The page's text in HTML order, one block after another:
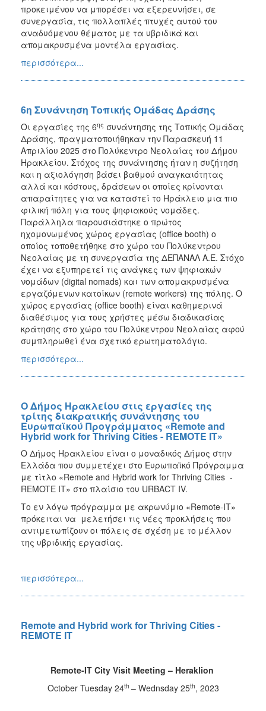
προκειμένου να μπορέσει να εξερευνήσει, σε
συνεργασία, τις πολλαπλές πτυχές αυτού του
αναδυόμενου θέματος με τα υβριδικά και
απομακρυσμένα μοντέλα εργασίας.
περισσότερα...
6η Συνάντηση Τοπικής Ομάδας Δράσης
Οι εργασίες της 6ης συνάντησης της Τοπικής Ομάδας
Δράσης, πραγματοποιήθηκαν την Παρασκευή 11
Απριλίου 2025 στο Πολύκεντρο Νεολαίας του Δήμου
Ηρακλείου. Στόχος της συνάντησης ήταν η συζήτηση
και η αξιολόγηση βάσει βαθμού αναγκαιότητας
αλλά και κόστους, δράσεων οι οποίες κρίνονται
απαραίτητες για να καταστεί το Ηράκλειο μια πιο
φιλική πόλη για τους ψηφιακούς νομάδες.
Παράλληλα παρουσιάστηκε ο πρώτος
ηχομονωμένος χώρος εργασίας (office booth) o
οποίος τοποθετήθηκε στο χώρο του Πολύκεντρου
Νεολαίας με τη συνεργασία της ΔΕΠΑΝΑΛ Α.Ε. Στόχο
έχει να εξυπηρετεί τις ανάγκες των ψηφιακών
νομάδων (digital nomads) και των απομακρυσμένα
εργαζόμενων κατοίκων (remote workers) της πόλης. Ο
χώρος εργασίας (office booth) είναι καθημερινά
διαθέσιμος για τους χρήστες μέσω διαδικασίας
κράτησης στο χώρο του Πολύκεντρου Νεολαίας αφού
συμπληρωθεί ένα σχετικό ερωτηματολόγιο.
περισσότερα...
Ο Δήμος Ηρακλείου στις εργασίες της
τρίτης διακρατικής συνάντησης του
Ευρωπαϊκού Προγράμματος «Remote and
Hybrid work for Thriving Cities - REMOTE IT»
Ο Δήμος Ηρακλείου είναι ο μοναδικός Δήμος στην
Ελλάδα που συμμετέχει στο Ευρωπαϊκό Πρόγραμμα
με τίτλο «Remote and Hybrid work for Thriving Cities -
REMOTE IT» στο πλαίσιο του URBACT IV.
Το εν λόγω πρόγραμμα με ακρωνύμιο «Remote-IT»
πρόκειται να μελετήσει τις νέες προκλήσεις που
αντιμετωπίζουν οι πόλεις σε σχέση με το μέλλον
της υβριδικής εργασίας.
περισσότερα...
Remote and Hybrid work for Thriving Cities -
REMOTE IT
Remote-IT City Visit Meeting – Heraklion
October Tuesday 24th – Wednsday 25th, 2023